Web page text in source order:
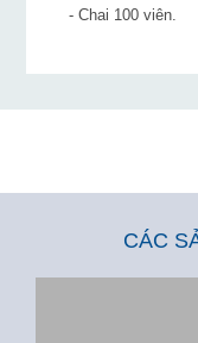
- Chai 100 viên.
CÁC